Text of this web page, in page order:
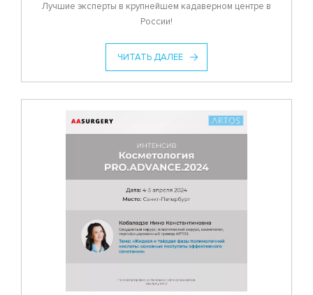
Лучшие эксперты в крупнейшем кадаверном центре в
России!
ЧИТАТЬ ДАЛЕЕ